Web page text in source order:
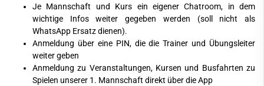
Je Mannschaft und Kurs ein eigener Chatroom, in dem
wichtige Infos weiter gegeben werden (soll nicht als
WhatsApp Ersatz dienen).
Anmeldung über eine PIN, die die Trainer und Übungsleiter
weiter geben
Anmeldung zu Veranstaltungen, Kursen und Busfahrten zu
Spielen unserer 1. Mannschaft direkt über die App